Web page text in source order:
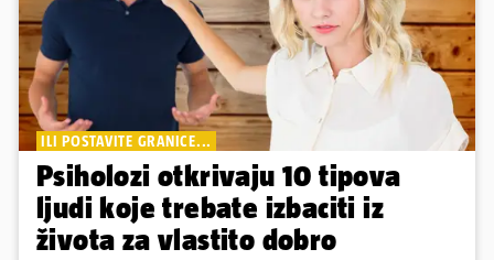
ILI POSTAVITE GRANICE...
Psiholozi otkrivaju 10 tipova
ljudi koje trebate izbaciti iz
života za vlastito dobro